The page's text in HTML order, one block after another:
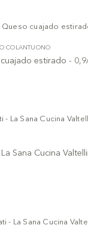
COLANTUONO
estirado -
Sana Cucina